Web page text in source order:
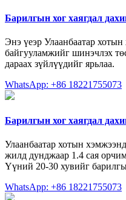
Барилгын хог хаягдал
Энэ үеэр Улаанбаатар хотын
байгууламжийг шинэчлэх
дараах зүйлүүдийг ярьлаа.
WhatsApp: +86 18221755073
Барилгын хог хаягдал
Улаанбаатар хотын
жилд дунджаар 1.4 сая орчим
Үүний 20-30 хувийг
WhatsApp: +86 18221755073